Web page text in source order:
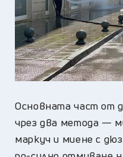
Основната част от
чрез два метода —
маркуч и миене с